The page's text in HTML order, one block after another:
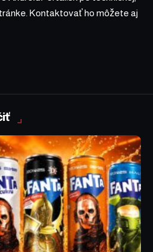
Kontaktovať ho môžete aj